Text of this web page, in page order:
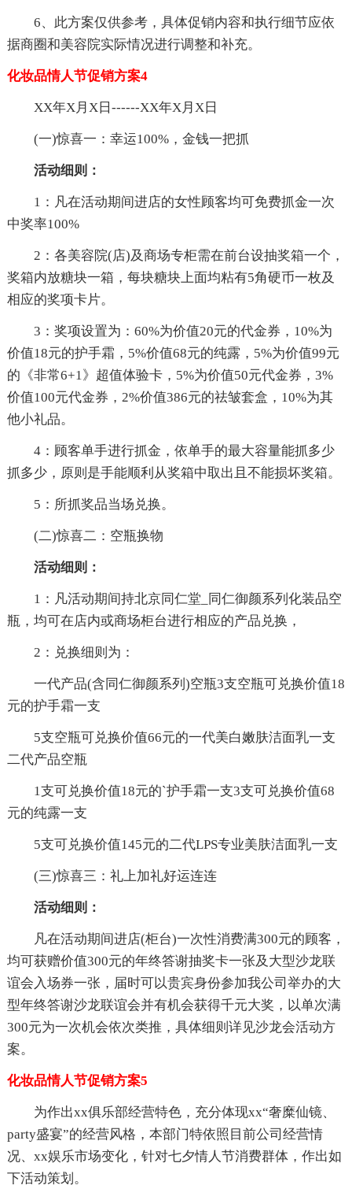
6、此方案仅供参考，具体促销内容和执行细节应依
据商圈和美容院实际情况进行调整和补充。
化妆品情人节促销方案4
XX年X月X日------XX年X月X日
(一)惊喜一：幸运100%，金钱一把抓
活动细则：
1：凡在活动期间进店的女性顾客均可免费抓金一次
中奖率100%
2：各美容院(店)及商场专柜需在前台设抽奖箱一个，
奖箱内放糖块一箱，每块糖块上面均粘有5角硬币一枚及
相应的奖项卡片。
3：奖项设置为：60%为价值20元的代金券，10%为
价值18元的护手霜，5%价值68元的纯露，5%为价值99元
的《非常6+1》超值体验卡，5%为价值50元代金券，3%
价值100元代金券，2%价值386元的祛皱套盒，10%为其
他小礼品。
4：顾客单手进行抓金，依单手的最大容量能抓多少
抓多少，原则是手能顺利从奖箱中取出且不能损坏奖箱。
5：所抓奖品当场兑换。
(二)惊喜二：空瓶换物
活动细则：
1：凡活动期间持北京同仁堂_同仁御颜系列化装品空
瓶，均可在店内或商场柜台进行相应的产品兑换，
2：兑换细则为：
一代产品(含同仁御颜系列)空瓶3支空瓶可兑换价值18
元的护手霜一支
5支空瓶可兑换价值66元的一代美白嫩肤洁面乳一支
二代产品空瓶
1支可兑换价值18元的`护手霜一支3支可兑换价值68
元的纯露一支
5支可兑换价值145元的二代LPS专业美肤洁面乳一支
(三)惊喜三：礼上加礼好运连连
活动细则：
凡在活动期间进店(柜台)一次性消费满300元的顾客，
均可获赠价值300元的年终答谢抽奖卡一张及大型沙龙联
谊会入场券一张，届时可以贵宾身份参加我公司举办的大
型年终答谢沙龙联谊会并有机会获得千元大奖，以单次满
300元为一次机会依次类推，具体细则详见沙龙会活动方
案。
化妆品情人节促销方案5
为作出xx俱乐部经营特色，充分体现xx“奢糜仙镜、
party盛宴”的经营风格，本部门特依照目前公司经营情
况、xx娱乐市场变化，针对七夕情人节消费群体，作出如
下活动策划。